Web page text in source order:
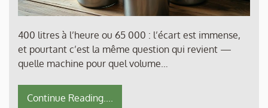
400 litres à l’heure ou 65 000 : l’écart est immense,
et pourtant c’est la même question qui revient —
quelle machine pour quel volume…
Continue Reading....